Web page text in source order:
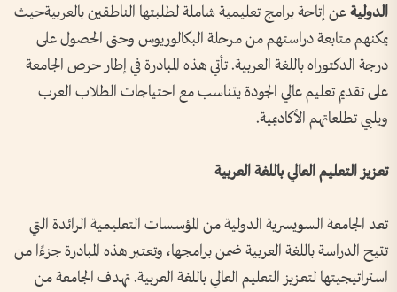
الدوليةعن إتاحة برامج تعليمية شاملة لطلبتها الناطقين بالعربيةحيث
يمكنهم متابعة دراستهم من مرحلة البكالوريوس وحتى الحصول على
درجة الدكتوراه باللغة العربية. تأتي هذه المبادرة في إطار حرص الجامعة
على تقديم تعليم عالي الجودة يتناسب مع احتياجات الطلاب العرب
ويلبي تطلعاتهم الأكاديمية.
تعزيزالتعليمالعاليباللغةالعربية
تعد الجامعة السويسرية الدولية من المؤسسات التعليمية الرائدة التي
تتيح الدراسة باللغة العربية ضمن برامجها، وتعتبر هذه المبادرة جزءًا من
استراتيجيتها لتعزيز التعليم العالي باللغة العربية. تهدف الجامعة من